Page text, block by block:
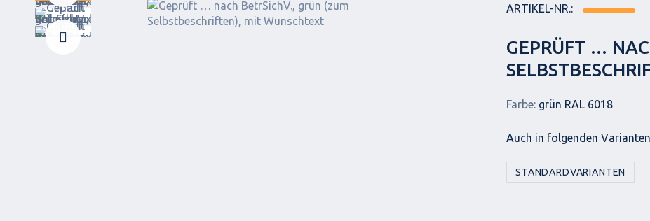
Zurück
ARTIKEL-NR.:
GEPRÜFT …
Farbe: grün RAL 6018
Auch in folgenden
STANDARDVARIANTEN